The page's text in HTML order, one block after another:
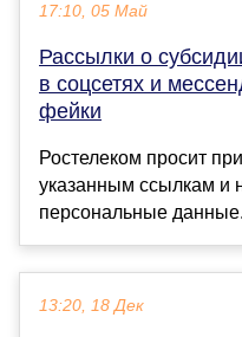
17:10, 05 Май
Рассылки о
в соцсетях и
фейки
Ростелеком просит
указанным ссылкам и
персональные
13:20, 18 Дек